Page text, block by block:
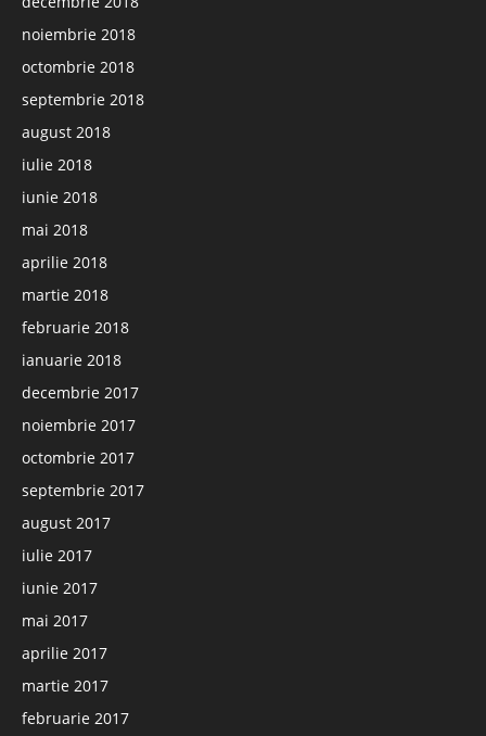
noiembrie 2018
octombrie 2018
septembrie 2018
august 2018
iulie 2018
iunie 2018
mai 2018
aprilie 2018
martie 2018
februarie 2018
ianuarie 2018
decembrie 2017
noiembrie 2017
octombrie 2017
septembrie 2017
august 2017
iulie 2017
iunie 2017
mai 2017
aprilie 2017
martie 2017
februarie 2017